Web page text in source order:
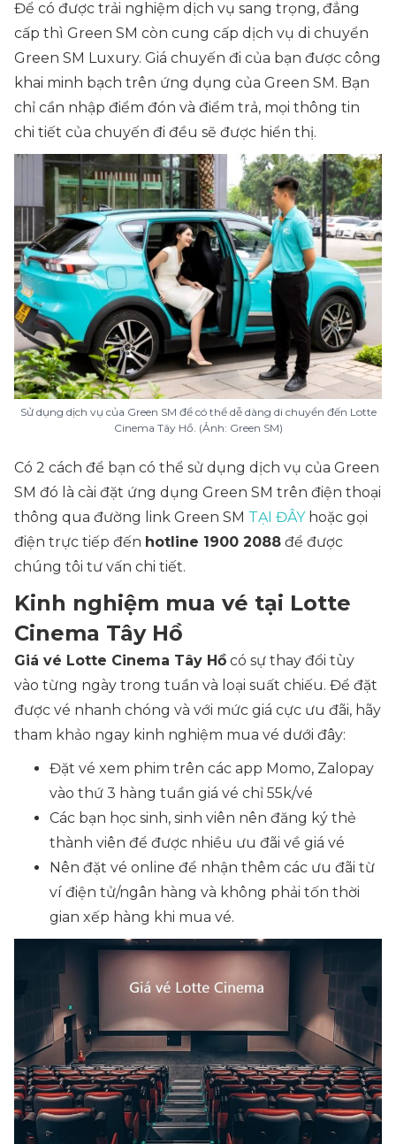
Để có được trải nghiệm dịch vụ sang trọng, đẳng
cấp thì Green SM còn cung cấp dịch vụ di chuyển
Green SM Luxury. Giá chuyến đi của bạn được công
khai minh bạch trên ứng dụng của Green SM. Bạn
chỉ cần nhập điểm đón và điểm trả, mọi thông tin
chi tiết của chuyến đi đều sẽ được hiển thị.
Sử dụng dịch vụ của Green SM để có thể dễ dàng di chuyển đến Lotte
Cinema Tây Hồ. (Ảnh: Green SM)
Có 2 cách để bạn có thể sử dụng dịch vụ của Green
SM đó là cài đặt ứng dụng Green SM trên điện thoại
thông qua đường link Green SM TẠI ĐÂYhoặc gọi
điện trực tiếp đến hotline 1900 2088 để được
chúng tôi tư vấn chi tiết.
Kinh nghiệm mua vé tại Lotte
Cinema Tây Hồ
Giá vé Lotte Cinema Tây Hồ có sự thay đổi tùy
vào từng ngày trong tuần và loại suất chiếu. Để đặt
được vé nhanh chóng và với mức giá cực ưu đãi, hãy
tham khảo ngay kinh nghiệm mua vé dưới đây:
Đặt vé xem phim trên các app Momo, Zalopay
vào thứ 3 hàng tuần giá vé chỉ 55k/vé
Các bạn học sinh, sinh viên nên đăng ký thẻ
thành viên để được nhiều ưu đãi về giá vé
Nên đặt vé online để nhận thêm các ưu đãi từ
ví điện tử/ngân hàng và không phải tốn thời
gian xếp hàng khi mua vé.